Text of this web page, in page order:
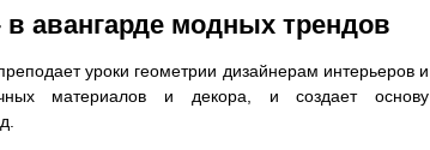
авангарде модных трендов
уроки геометрии дизайнерам интерьеров и
материалов и декора, и создает основу